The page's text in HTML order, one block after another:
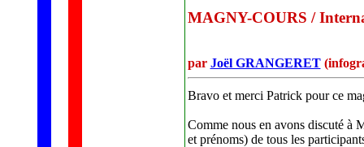
MAGNY-COURS /
par Joël GRANGERET
Bravo et merci Patrick pour ce
Comme nous en avons discuté à
et prénoms) de tous les